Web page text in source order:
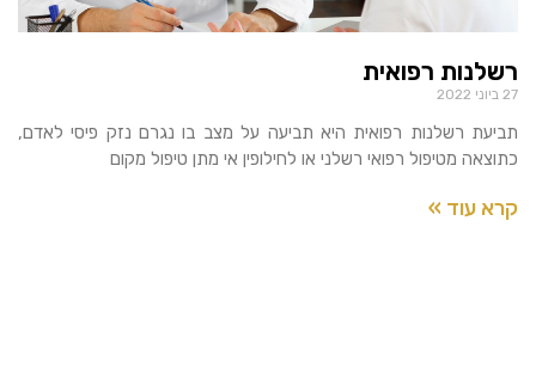
רשלנות רפואית
27 ביוני 2022
תביעת רשלנות רפואית היא תביעה על מצב בו נגרם נזק פיסי לאדם,
כתוצאה מטיפול רפואי רשלני או לחילופין אי מתן טיפול מקום
קרא עוד »